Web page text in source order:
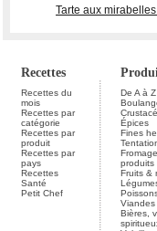
Tarte aux
Recettes
Recettes du
mois
Recettes par
catégorie
Recettes par
produit
Recettes par
pays
Recettes
Santé
Petit Chef
De A à Z
Épices
Fines
produits
Fruits &
Viandes
Bières,